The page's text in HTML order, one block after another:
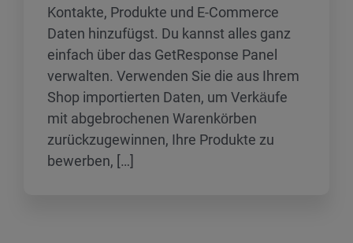
Kontakte, Produkte und E-Commerce
Daten hinzufügst. Du kannst alles ganz
einfach über das GetResponse Panel
verwalten. Verwenden Sie die aus Ihrem
Shop importierten Daten, um Verkäufe
mit abgebrochenen Warenkörben
zurückzugewinnen, Ihre Produkte zu
bewerben, […]